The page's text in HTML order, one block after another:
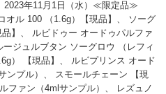
年11月1日（水）≪限定品≫
オル 100 （1.6g）【現品】、 ソーグ
】、 ルビドゥー オードゥパルファ
ジュルブタン ソーグロウ （レフィ
） 【現品】、 ルビプリンス オード
ンプル）、 スモールチェーン 【現
ファン（4mlサンプル）、 レズュノ